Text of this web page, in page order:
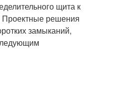
щита к
Проектные решения
замыканий,